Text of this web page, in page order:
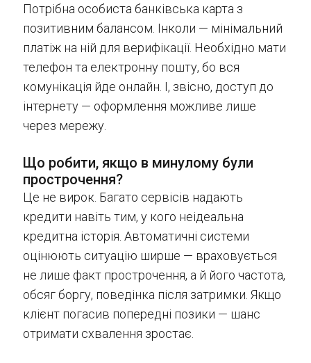
Потрібна особиста банківська карта з
позитивним балансом. Інколи — мінімальний
платіж на ній для верифікації. Необхідно мати
телефон та електронну пошту, бо вся
комунікація йде онлайн. І, звісно, доступ до
інтернету — оформлення можливе лише
через мережу.
Що робити, якщо в минулому були
прострочення?
Це не вирок. Багато сервісів надають
кредити навіть тим, у кого неідеальна
кредитна історія. Автоматичні системи
оцінюють ситуацію ширше — враховується
не лише факт прострочення, а й його частота,
обсяг боргу, поведінка після затримки. Якщо
клієнт погасив попередні позики — шанс
отримати схвалення зростає.